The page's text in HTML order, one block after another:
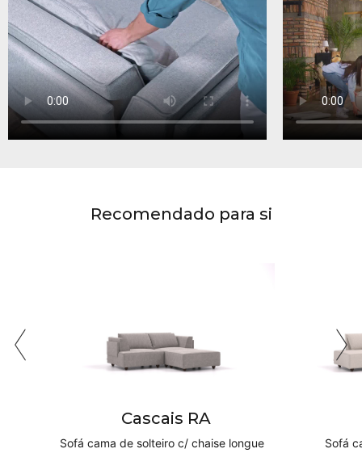
Recomendado para si
Cascais RA
Sofá cama de solteiro c/ chaise longue Sofá